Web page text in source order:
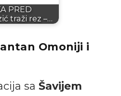
PRED
traži rez –…
Omoniji i
sa Šavijem